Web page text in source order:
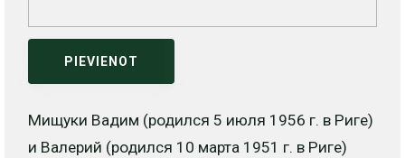
PIEVIENOT
Мищуки Вадим (родился 5 июля 1956 г. в Риге)
и Валерий (родился 10 марта 1951 г. в Риге)